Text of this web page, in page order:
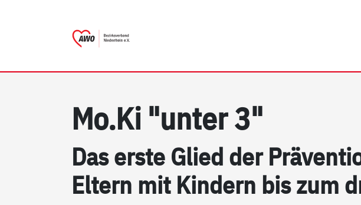
Mo.Ki "un­ter 3"
Das ers­te Glied der
El­tern mit Kin­dern bis zum